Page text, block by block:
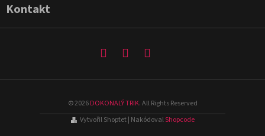
Kontakt
©2026 DOKONALÝ TRIK. All Rights Reserved
Vytvořil Shoptet| NakódovalShopcode